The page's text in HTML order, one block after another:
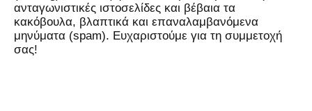
ανταγωνιστικές ιστοσελίδες και βέβαια τα
κακόβουλα, βλαπτικά και επαναλαμβανόμενα
μηνύματα (spam). Ευχαριστούμε για τη συμμετοχή
σας!